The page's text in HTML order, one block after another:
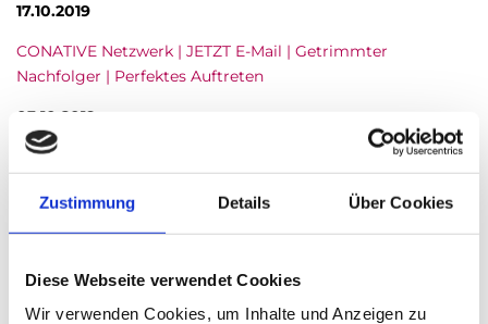
Zustimmung Details Über Cookies
Diese Webseite verwendet Cookies
Wir verwenden Cookies, um Inhalte und Anzeigen zu
17.10.2019
CONATIVE Netzwerk | JETZT E-Mail | Getrimmter
Nachfolger | Perfektes Auftreten
03.10.2019
Jetzt E-Mail Konferenz Rabatt | Firmenwagen, NoVA,
Mobility und die Politik in Österreich | Alle Marketing-
Events auf unserer Startseite!
19.09.2019
Eps-Überweisungen | Enterprise Europe Network | B2B